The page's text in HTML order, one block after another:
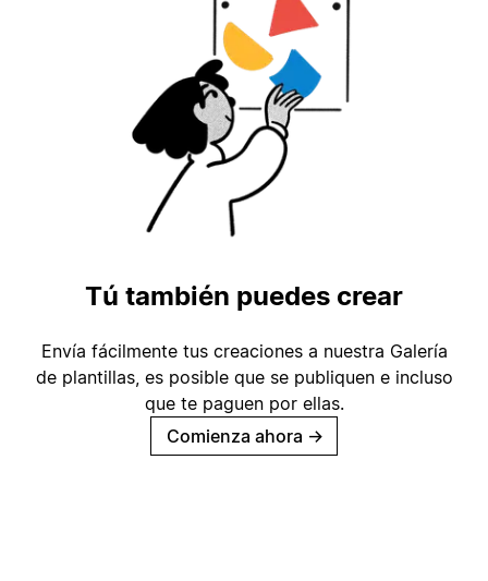
Tú también puedes crear
Envía fácilmente tus creaciones a nuestra Galería
de plantillas, es posible que se publiquen e incluso
que te paguen por ellas.
Comienza ahora →